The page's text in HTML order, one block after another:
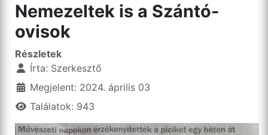
Nemezeltek is a Szántó-
ovisok
Részletek
Írta: Szerkesztő
Megjelent: 2024. április 03
Találatok: 943